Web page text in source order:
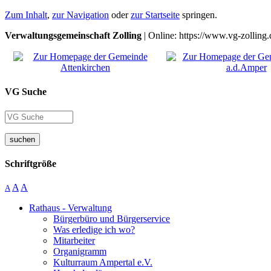
Zum Inhalt, zur Navigation oderzur Startseite springen.
Verwaltungsgemeinschaft Zolling | Online: https://www.vg-
VG Suche
suchen
Schriftgröße
A A A
Rathaus - Verwaltung
Bürgerbüro und Bürgerservice
Was erledige ich wo?
Mitarbeiter
Organigramm
Kulturraum Ampertal e.V.